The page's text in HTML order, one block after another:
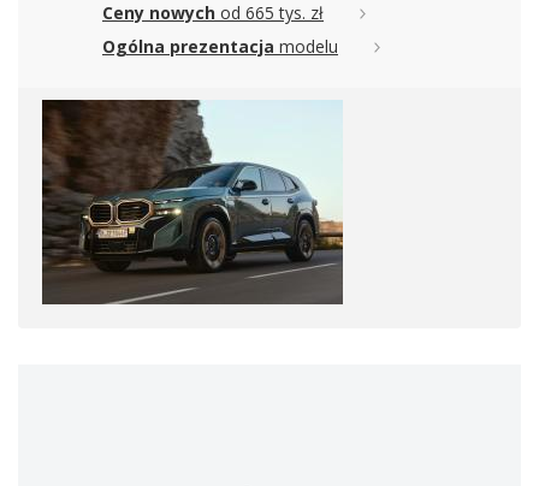
Ceny nowych od 665 tys. zł
Ogólna prezentacja modelu